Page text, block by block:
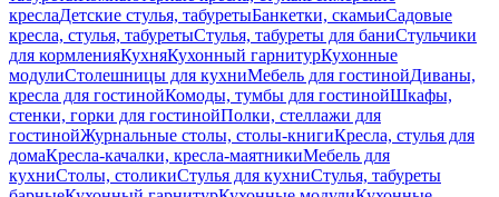
креслаДетские стулья, табуретыБанкетки, скамьиСадовые
кресла, стулья, табуретыСтулья, табуреты для баниСтульчики
для кормленияКухняКухонный гарнитурКухонные
модулиСтолешницы для кухниМебель для гостинойДиваны,
кресла для гостинойКомоды, тумбы для гостинойШкафы,
стенки, горки для гостинойПолки, стеллажи для
гостинойЖурнальные столы, столы-книгиКресла, стулья для
домаКресла-качалки, кресла-маятникиМебель для
кухниСтолы, столикиСтулья для кухниСтулья, табуреты